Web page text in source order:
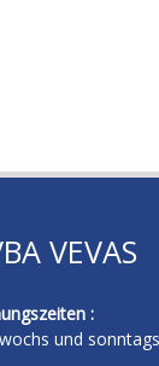
VEVAS
:
und